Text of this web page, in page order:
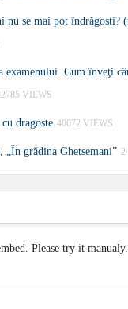
nu se mai pot îndrăgosti?
examenului. Cum înveţi
VIEWS
dragoste 40072 VIEWS
„În grădina Ghetsemani”
Please try it manualy.